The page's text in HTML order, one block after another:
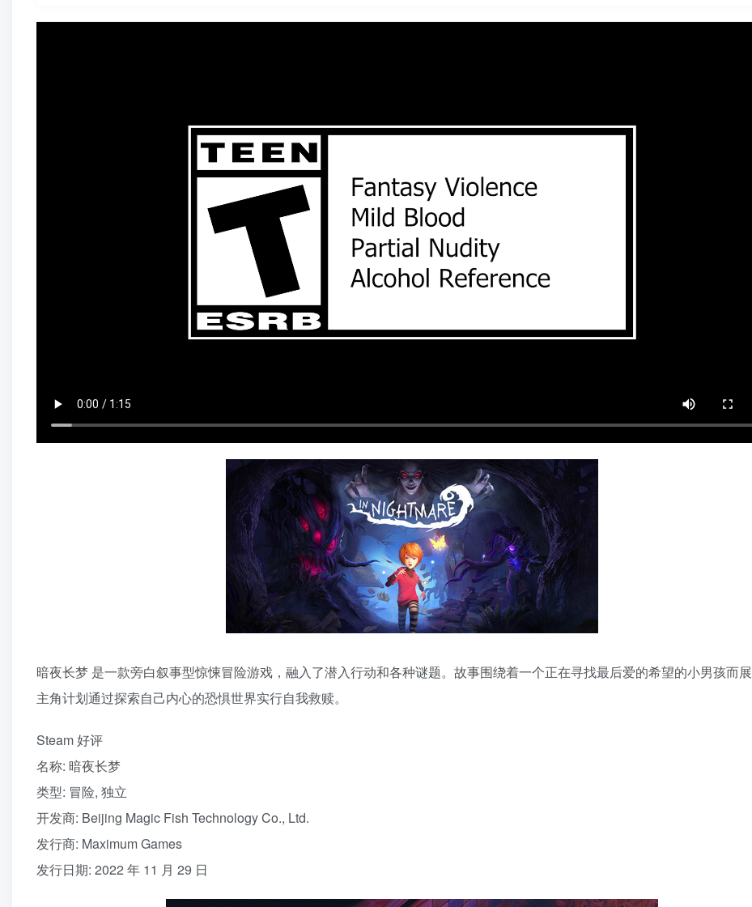
暗夜长梦 是一款旁白叙事型惊悚冒险游戏，融入了潜入行动和各种谜题。故事围绕着一个正在寻找最后爱的希望的小男孩而展
主角计划通过探索自己内心的恐惧世界实行自我救赎。
Steam 好评
名称: 暗夜长梦
类型: 冒险, 独立
开发商: Beijing Magic Fish Technology Co., Ltd.
发行商: Maximum Games
发行日期: 2022 年 11 月 29 日